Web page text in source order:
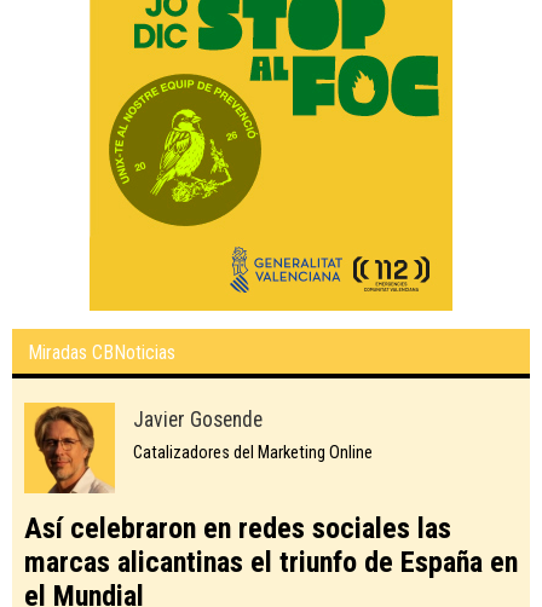
Miradas CBNoticias
Javier Gosende
Catalizadores del Marketing Online
Así celebraron en redes sociales las
marcas alicantinas el triunfo de España en
el Mundial